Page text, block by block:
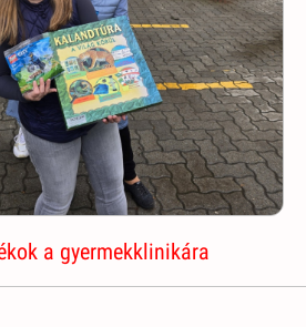
a gyermekklinikára